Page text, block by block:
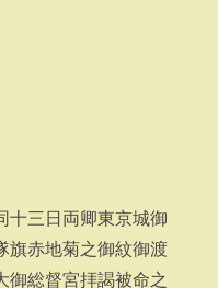
十三日両卿東京城御
旗赤地菊之御紋御渡
御総督宮拝謁被命之